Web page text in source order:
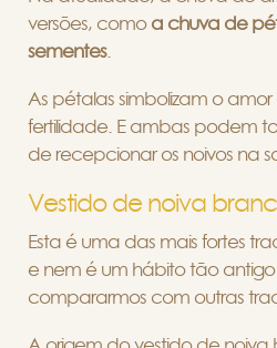
versões, como a chuva de
sementes.
As pétalas simbolizam o
fertilidade. E ambas podem
de recepcionar os noivos na
Vestido de noiva
Esta é uma das mais fortes
e nem é um hábito tão antigo
compararmos com outras